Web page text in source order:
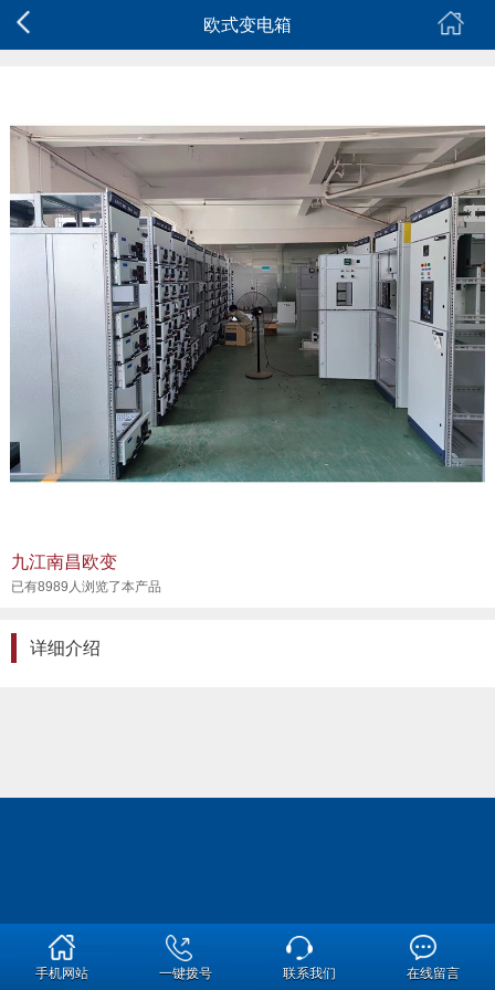
欧式变电箱
九江南昌欧变
已有8989人浏览了本产品
详细介绍
手机网站 一键拨号 联系我们 在线留言